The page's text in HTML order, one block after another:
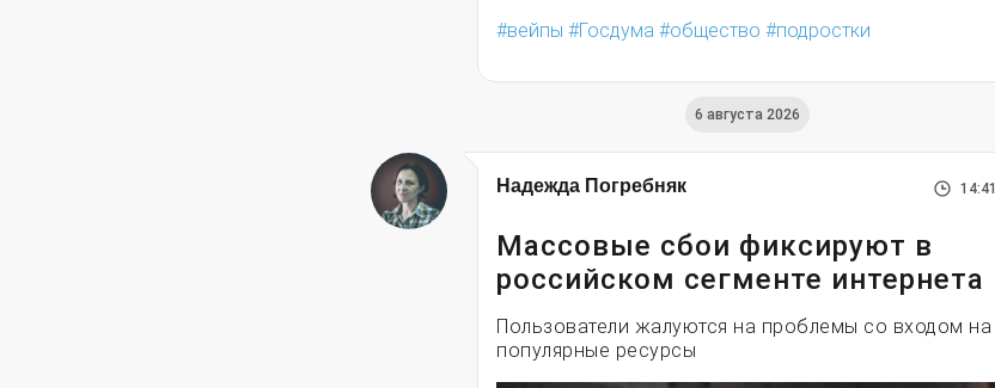
вейпы
Госдума общество подростки
6 августа 2026
Надежда Погребняк 14:41
Массовые сбои фиксируют в
российском сегменте интернета
Пользователи жалуются на проблемы со входом на
популярные ресурсы